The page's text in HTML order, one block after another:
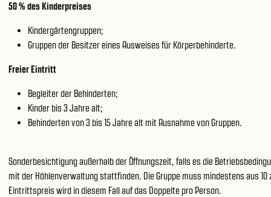
50 % des Kinderpreises
Kindergärtengruppen;
Gruppen der Besitzer eines Ausweises für Körperbehinderte.
Freier Eintritt
Begleiter der Behinderten;
Kinder bis 3 Jahre alt;
Behinderten von 3 bis 15 Jahre alt mit Ausnahme von Gruppen.
Sonderbesichtigung außerhalb der Öffnungszeit, falls es die
mit der Höhlenverwaltung stattfinden. Die Gruppe muss mindestens aus 10
Eintrittspreis wird in diesem Fall auf das Doppelte pro Person.